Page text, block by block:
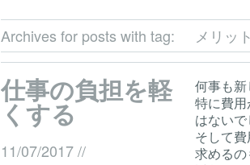
Archives for posts with tag: メリッ
仕事の負担を軽
くする
11/07/2017//
何事も
特に費
はない
そして
求める